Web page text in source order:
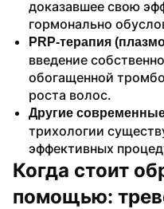
доказавшее свою
гормонально
PRP-терапия
введение
обогащенной
роста волос.
Другие
трихологии
эффективных
Когда стоит
помощью: